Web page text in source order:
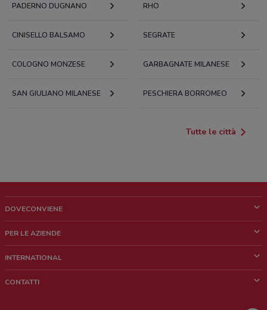
PADERNO DUGNANO RHO
CINISELLO BALSAMO SEGRATE
COLOGNO MONZESE GARBAGNATE MILANESE
SAN GIULIANO MILANESE PESCHIERA BORROMEO
Tutte le città
DOVECONVIENE
Chi siamo
Lavora con noi
PER LE AZIENDE
Richieste commerciali e marketing
INTERNATIONAL
CONTATTI